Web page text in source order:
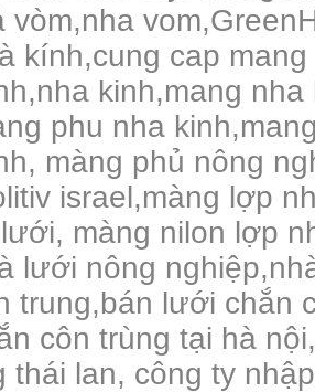
vòm,nha
kính,cung cap
kinh,mang
phu nha
màng phủ nông
israel,màng lợp
màng nilon lợp
lưới nông
trung,bán lưới chắn
côn trùng tại hà
thái lan, công ty